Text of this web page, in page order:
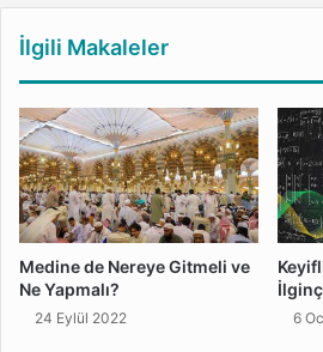
İlgili Makaleler
Medine de Nereye Gitmeli ve
Ne Yapmalı?
24 Eylül 2022 6